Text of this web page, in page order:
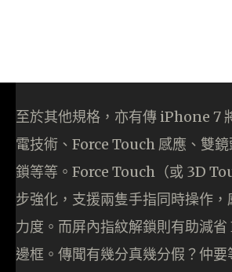
至於其他規格，亦有傳 iPhone 7
電技術、Force Touch 感應、雙
鎖等等。Force Touch（或 3D
步強化，支援兩隻手指同時操作
力度。而屏內指紋解鎖則有助減
邊框。傳聞有幾分真幾分假？仲